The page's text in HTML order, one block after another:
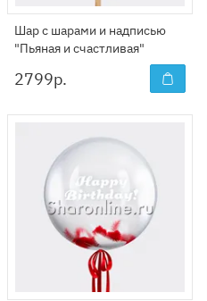
Шар с шарами и надписью
"Пьяная и счастливая"
2799р.